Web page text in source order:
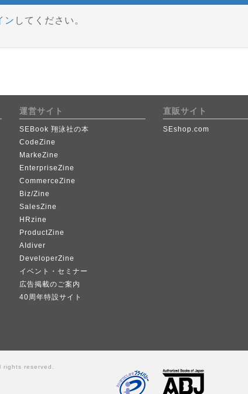
ン してください。
運営サイト
SEBook 翔泳社の本
CodeZine
MarkeZine
EnterpriseZine
CommerceZine
Biz/Zine
SalesZine
HRzine
ProductZine
AIdiver
DeveloperZine
イベント・セミナー
広告掲載のご案内
40周年特設サイト
直販サイト
SEshop.com
reserved.